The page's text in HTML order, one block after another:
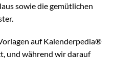
sowie die gemütlichen
auf Kalenderpedia®
und während wir darauf